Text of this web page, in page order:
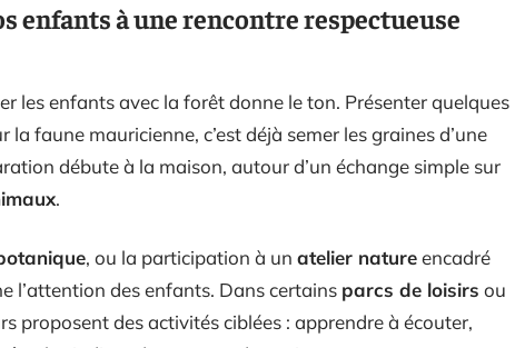
enfants à une rencontre respectueuse
les enfants avec la forêt donne le ton. Présenter quelques
la faune mauricienne, c’est déjà semer les graines d’une
débute à la maison, autour d’un échange simple sur
.
, ou la participation à un atelier natureencadré
l’attention des enfants. Dans certains parcs de loisirs ou
proposent des activités ciblées : apprendre à écouter,